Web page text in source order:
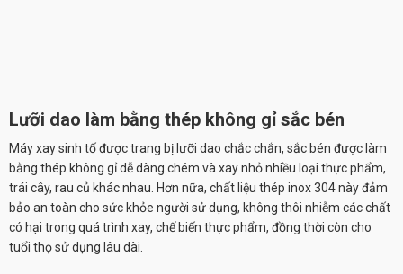
Lưỡi dao làm bằng thép không gỉ sắc bén
Máy xay sinh tố được trang bị lưỡi dao chắc chắn, sắc bén được làm
bằng thép không gỉ dễ dàng chém và xay nhỏ nhiều loại thực phẩm,
trái cây, rau củ khác nhau. Hơn nữa, chất liệu thép inox 304 này đảm
bảo an toàn cho sức khỏe người sử dụng, không thôi nhiễm các chất
có hại trong quá trình xay, chế biến thực phẩm, đồng thời còn cho
tuổi thọ sử dụng lâu dài.